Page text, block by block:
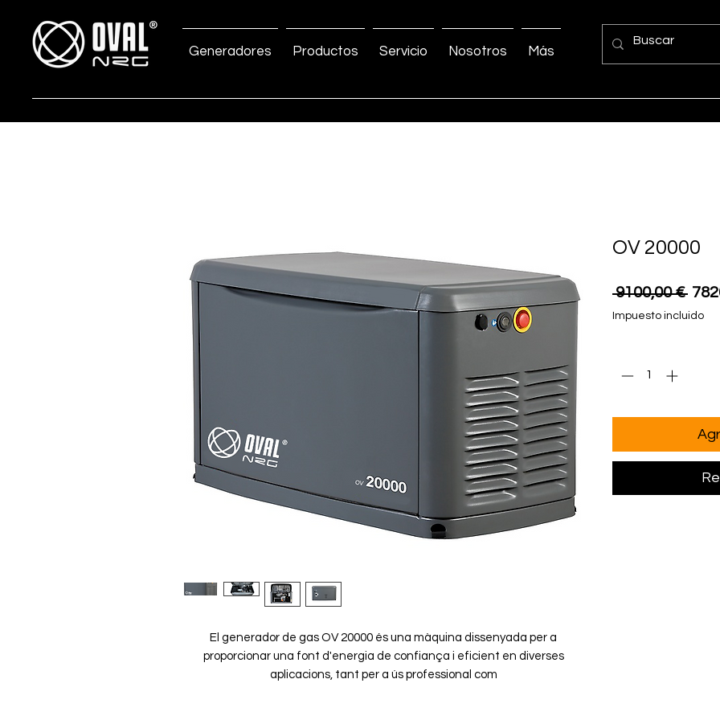
Generadores Productos Servicio Nosotros Más
El generador de gas OV 20000 és una màquina dissenyada per a
proporcionar una font d'energia de confiança i eficient en diverses
aplicacions, tant per a ús professional com
OV 20000
9100,00 €
Impuesto incluido